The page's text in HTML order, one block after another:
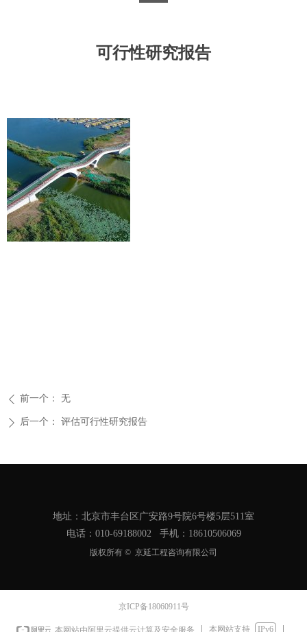
可行性研究报告
ꄴ 前一个： 无
ꄲ 后一个： 评估可行性研究报告
版权所有 © 京延工程咨询有限公司
地址：北京市丰台区广安路9号院6号楼5层511室
电话：010-69188002 手机：18610506069
京ICP备18060911号
本网站由阿里云提供云计算及安全服务 本网站支持 IPv6